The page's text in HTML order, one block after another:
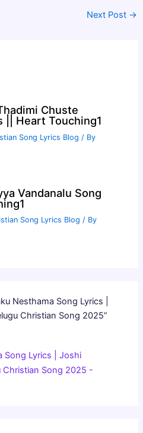
Next Post →
Chuste
|| Heart Touching1
Song Lyrics Blog / By
Vandanalu Song
Song Lyrics Blog / By
Nesthama Song Lyrics |
Christian Song 2025”
Song Lyrics | Joshi
Christian Song 2025 -